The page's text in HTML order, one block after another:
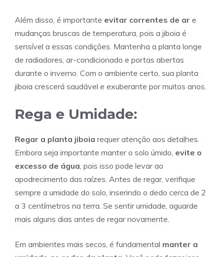
Além disso, é importante evitar correntes de ar e
mudanças bruscas de temperatura, pois a jiboia é
sensível a essas condições. Mantenha a planta longe
de radiadores, ar-condicionado e portas abertas
durante o inverno. Com o ambiente certo, sua planta
jiboia crescerá saudável e exuberante por muitos anos.
Rega e Umidade:
Regar a planta jiboia requer atenção aos detalhes.
Embora seja importante manter o solo úmido, evite o
excesso de água, pois isso pode levar ao
apodrecimento das raízes. Antes de regar, verifique
sempre a umidade do solo, inserindo o dedo cerca de 2
a 3 centímetros na terra. Se sentir umidade, aguarde
mais alguns dias antes de regar novamente.
Em ambientes mais secos, é fundamental manter a